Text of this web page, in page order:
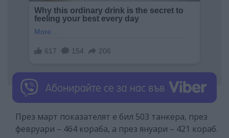
През март показателят е бил 503 танкера, през
февруари – 464 кораба, а през януари – 421 кораб.